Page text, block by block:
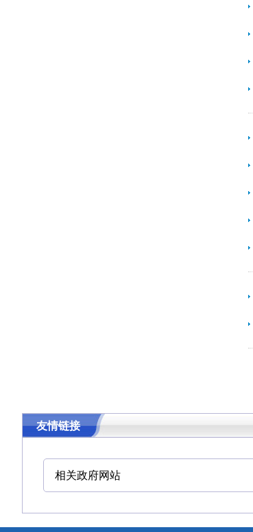
友情链接
相关政府网站
中华人民共和国交通运输部